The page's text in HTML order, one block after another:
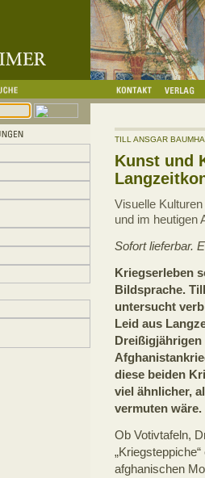
TILL ANSGAR
Kunst und
Visuelle
und im heutigen
Sofort lieferbar.
Kriegserleben
Bildsprache.
untersucht
Leid aus
Dreißigjährigen
diese beiden
viel ähnlicher,
vermuten wäre.
Ob Votivtafeln,
afghanischen